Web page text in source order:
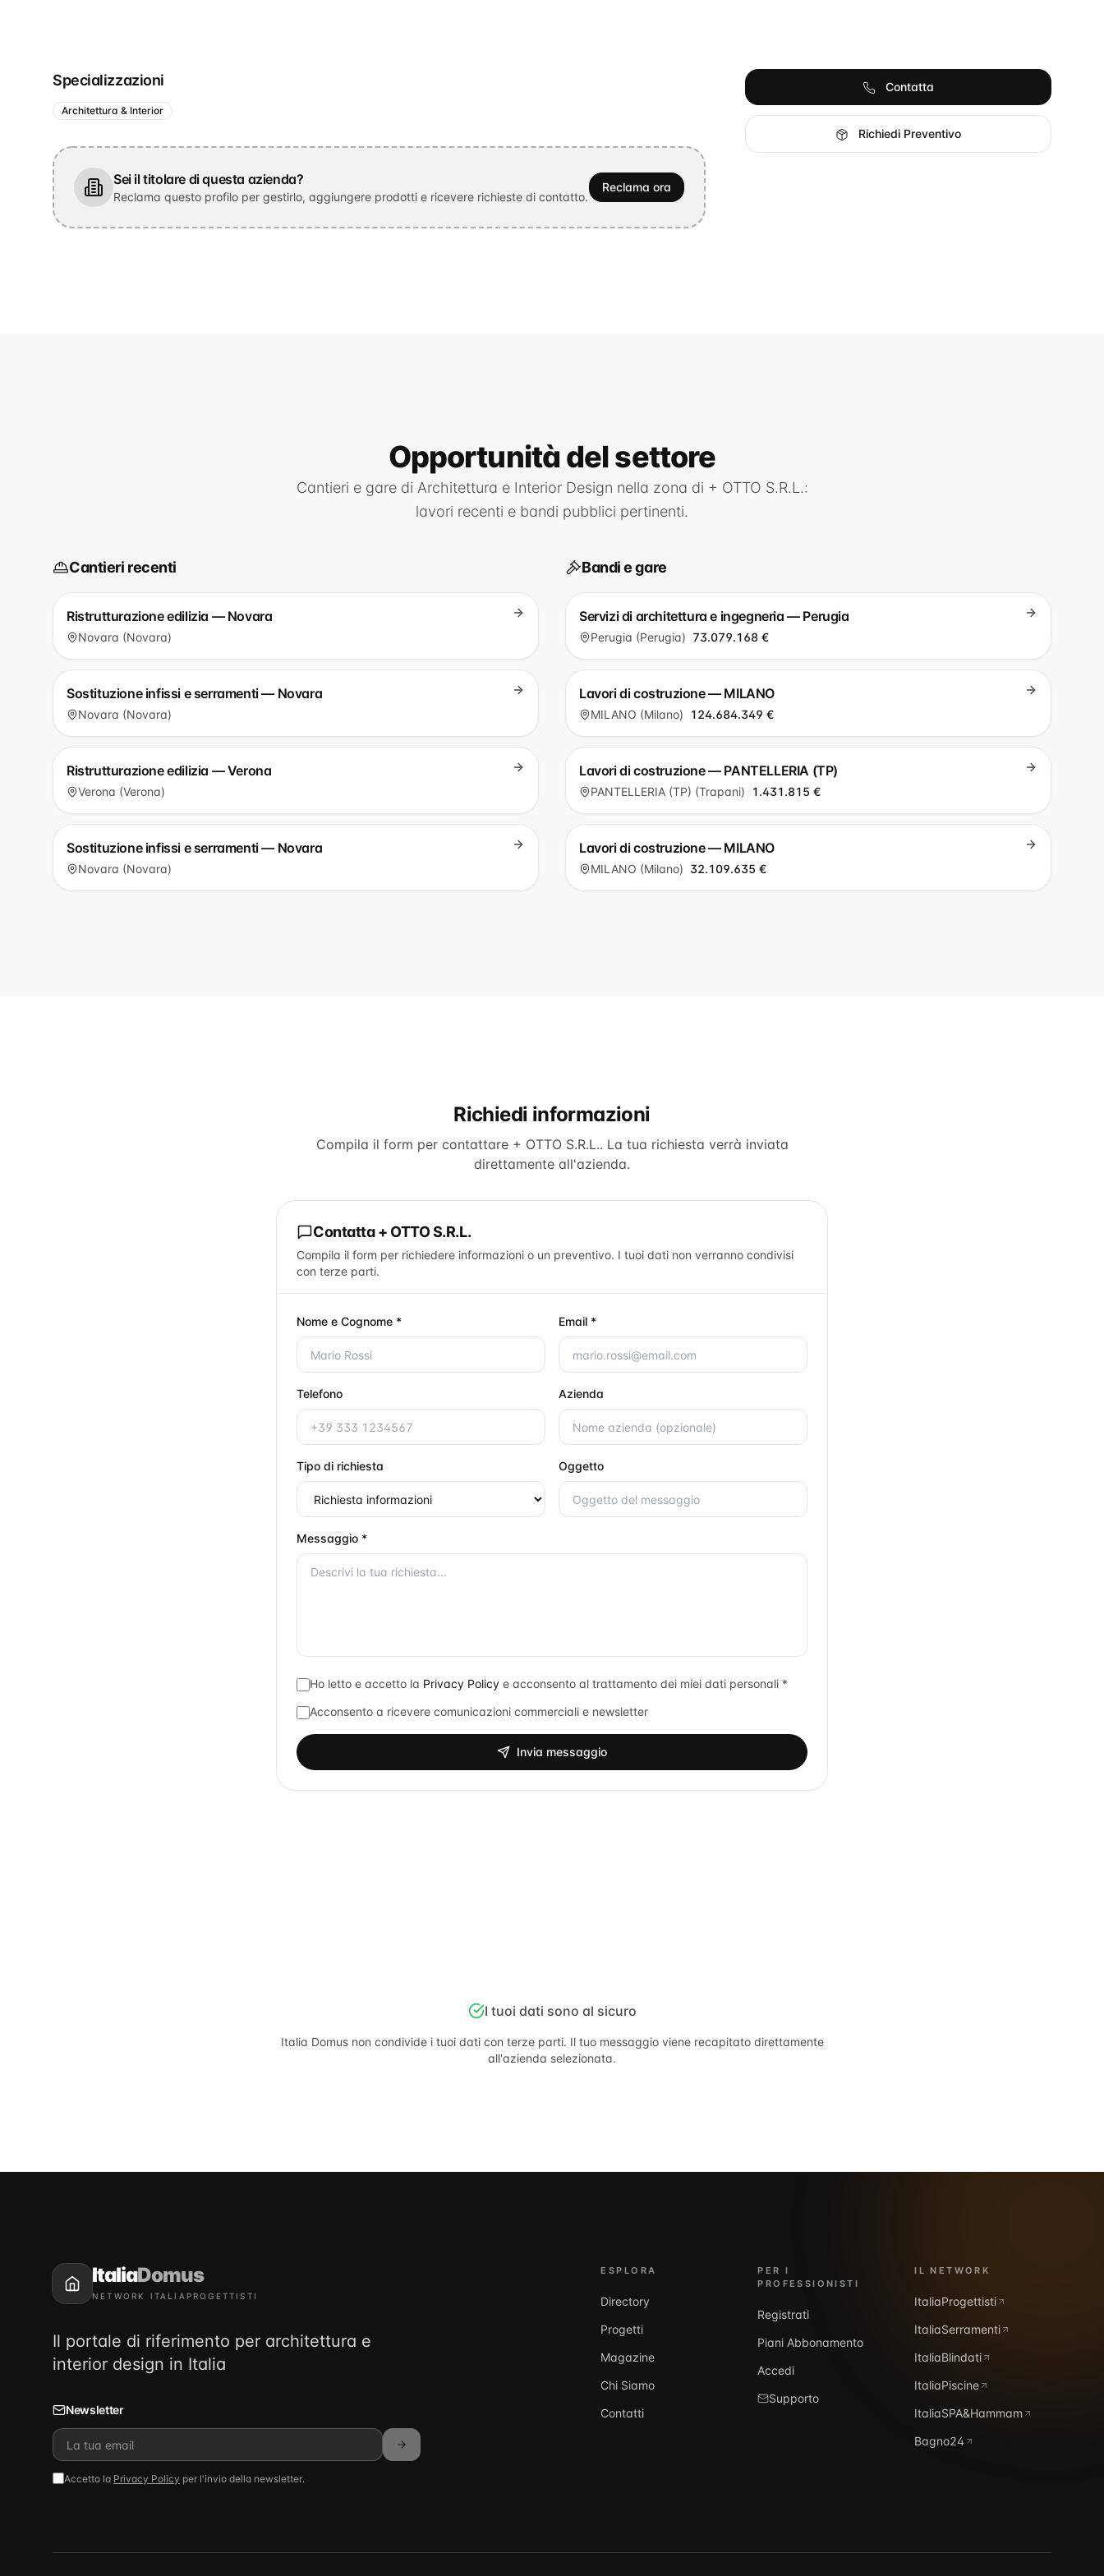
Specializzazioni
Architettura & Interior
Sei il titolare di questa azienda?
Reclama questo profilo per gestirlo, aggiungere prodotti e ricevere richieste di contatto.
Reclama ora
Contatta
Richiedi Preventivo
Opportunità del settore
Cantieri e gare di Architettura e Interior Design nella zona di + OTTO S.R.L.:
lavori recenti e bandi pubblici pertinenti.
Cantieri recenti
Ristrutturazione edilizia — Novara
Novara (Novara)
Sostituzione infissi e serramenti — Novara
Novara (Novara)
Ristrutturazione edilizia — Verona
Verona (Verona)
Sostituzione infissi e serramenti — Novara
Novara (Novara)
Bandi e gare
Servizi di architettura e ingegneria — Perugia
Perugia (Perugia) 73.079.168 €
Lavori di costruzione — MILANO
MILANO (Milano) 124.684.349 €
Lavori di costruzione — PANTELLERIA (TP)
PANTELLERIA (TP) (Trapani) 1.431.815 €
Lavori di costruzione — MILANO
MILANO (Milano) 32.109.635 €
Richiedi informazioni
Compila il form per contattare + OTTO S.R.L.. La tua richiesta verrà inviata
direttamente all'azienda.
Contatta+ OTTO S.R.L.
Compila il form per richiedere informazioni o un preventivo. I tuoi dati non verranno condivisi
con terze parti.
Nome e Cognome * Email *
Telefono Azienda
Tipo di richiesta Oggetto
Messaggio *
Ho letto e accetto la Privacy Policy e acconsento al trattamento dei miei dati personali *
Acconsento a ricevere comunicazioni commerciali e newsletter
Invia messaggio
I tuoi dati sono al sicuro
Italia Domusnon condivide i tuoi dati con terze parti. Il tuo messaggio viene recapitato direttamente
all'azienda selezionata.
ItaliaDomus
NETWORK ITALIAPROGETTISTI
Il portale di riferimento per architettura e
interior design in Italia
Newsletter
Accetto la Privacy Policy per l'invio della newsletter.
ESPLORA
Directory
Progetti
Magazine
Chi Siamo
Contatti
PER I
PROFESSIONISTI
Registrati
Piani Abbonamento
Accedi
Supporto
IL NETWORK
ItaliaProgettisti
ItaliaSerramenti
ItaliaBlindati
ItaliaPiscine
ItaliaSPA&Hammam
Bagno24